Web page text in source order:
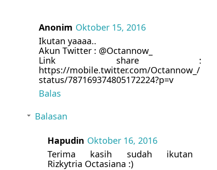
Anonim Oktober 15, 2016
Ikutan yaaaa..
Akun Twitter : @Octannow_
Link share :
https://mobile.twitter.com/Octannow_/
status/787169374805172224?p=v
Balas
Balasan
Hapudin Oktober 16, 2016
Terima kasih sudah ikutan
Rizkytria Octasiana :)